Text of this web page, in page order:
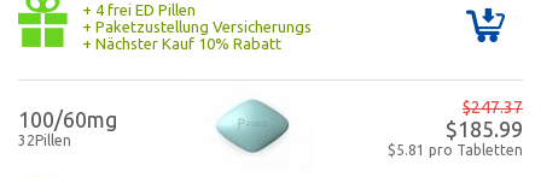
+ 4 frei ED Pillen
+ Paketzustellung Versicherungs
+ Nächster Kauf 10% Rabatt
100/60mg
32Pillen
$247.37
$185.99
$5.81 pro Tabletten